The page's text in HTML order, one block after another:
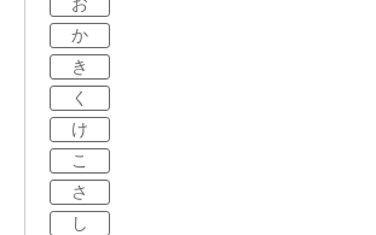
お
か
き
く
け
こ
さ
し